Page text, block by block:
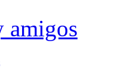
amigos